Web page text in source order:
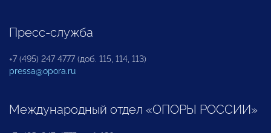
Пресс-служба
+7 (495) 247 4777 (доб. 115, 114, 113)
pressa@opora.ru
Международный отдел «ОПОРЫ РОССИИ»